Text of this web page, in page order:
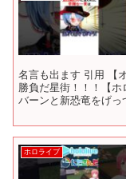
名言も出ます 引用 【
勝負だ星街！！！【
バーンと新恐竜をげ
ホロライブ